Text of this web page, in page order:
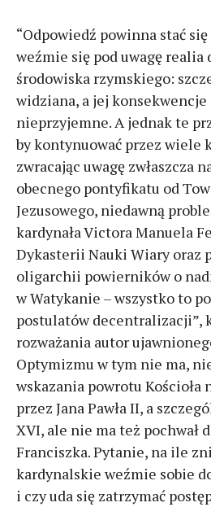
“Odpowiedź powinna stać
weźmie się pod uwagę realia
środowiska rzymskiego:
widziana, a jej konsekwencje
nieprzyjemne. A jednak te
by kontynuować przez wiele
zwracając uwagę zwłaszcza
obecnego pontyfikatu od
Jezusowego, niedawną
kardynała Victora Manuela
Dykasterii Nauki Wiary oraz
oligarchii powierników o
w Watykanie – wszystko to
postulatów decentralizacji”,
rozważania autor
Optymizmu w tym nie ma,
wskazania powrotu Kościoła
przez Jana Pawła II, a
XVI, ale nie ma też pochwał
Franciszka. Pytanie, na ile
kardynalskie weźmie sobie
i czy uda się zatrzymać